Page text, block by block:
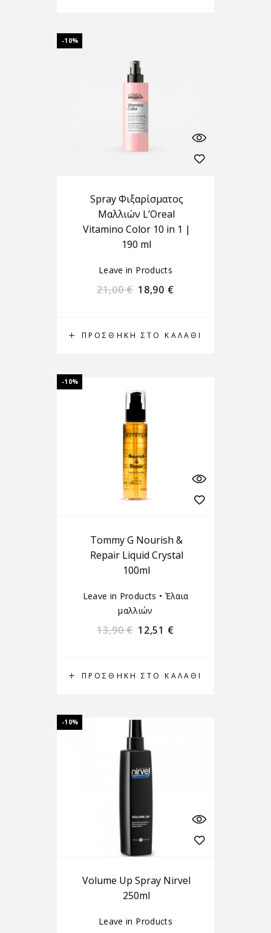
-10%
ΠΡΟΣΘΉΚΗ ΣΤΟ ΚΑΛΆΘΙ
Spray Φιξαρίσματος
Μαλλιών L’Oreal
Vitamino Color 10 in 1 |
190 ml
Leave in Products
21,00€ 18,90 €
-10%
ΠΡΟΣΘΉΚΗ ΣΤΟ ΚΑΛΆΘΙ
Tommy G Nourish &
Repair Liquid Crystal
100ml
Leave in Products • Έλαια
μαλλιών
13,90€ 12,51 €
-10%
Volume Up Spray Nirvel
250ml
Leave in Products